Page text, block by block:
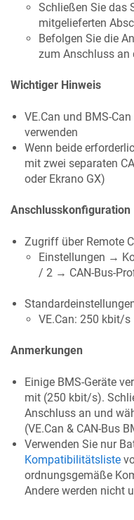
Schließen Sie das
mitgelieferten
Befolgen Sie die
zum Anschluss an
Wichtiger Hinweis
VE.Can und BMS-
verwenden
Wenn beide
mit zwei separaten
oder Ekrano GX)
Anschlusskonfiguration
Zugriff über Remote
Einstellungen →
/ 2 → CAN-Bus-
VE.Can: 250 kbit/s
Anmerkungen
Einige BMS-Geräte
mit (250 kbit/s).
Anschluss an und
(VE.Can & CAN-Bus
Verwenden Sie nur
Kompatibilitätsliste
ordnungsgemäße
Andere werden nicht